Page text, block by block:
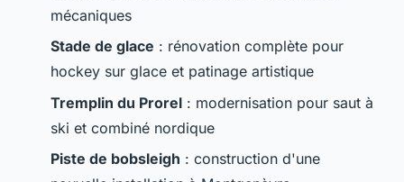
mécaniques
Stade de glace : rénovation complète pour
hockey sur glace et patinage artistique
Tremplin du Prorel : modernisation pour saut à
ski et combiné nordique
Piste de bobsleigh : construction d'une